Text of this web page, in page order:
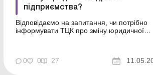
підприємства?
Відповідаємо на запитання, чи потрібно
інформувати ТЦК про зміну юридичної
Підприємство змінило юридичну адресу.
0 0 27